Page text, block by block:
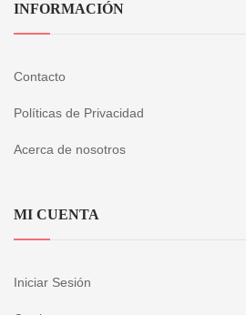
INFORMACIÓN
Contacto
Políticas de Privacidad
Acerca de nosotros
MI CUENTA
Iniciar Sesión